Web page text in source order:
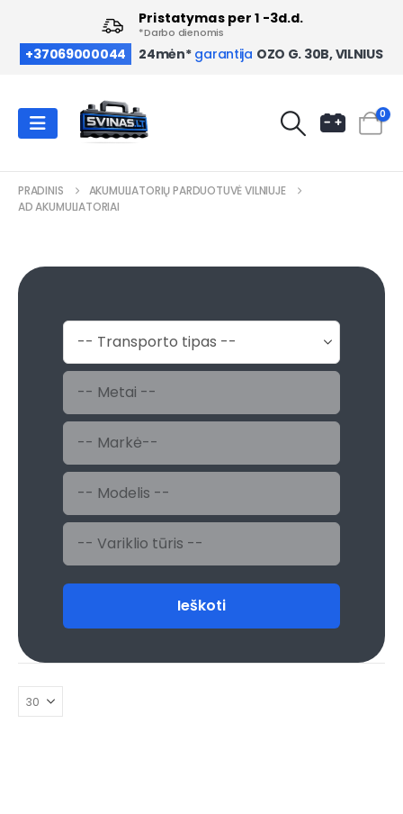
+37069000044 24mėn* garantija OZO G. 30B, VILNIUS
Pristatymas per 1 -3d.d.
*Darbo dienomis
0
PRADINIS
AKUMULIATORIŲ PARDUOTUVĖ VILNIUJE
AD AKUMULIATORIAI
Ieškoti